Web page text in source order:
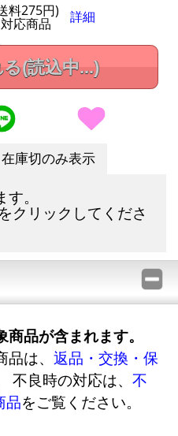
料275円)
対応商品 詳細
(読込中...)
在庫切のみ表示
。
をクリックしてくださ
品が含まれます。
品は、返品・交換・保
不良時の対応は、不
品をご覧ください。